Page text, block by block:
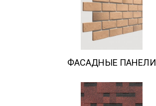
ФАСАДНЫЕ ПАНЕЛИ